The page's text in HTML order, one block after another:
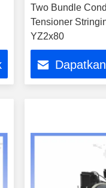
Two Bundle
Tensioner
YZ2x80